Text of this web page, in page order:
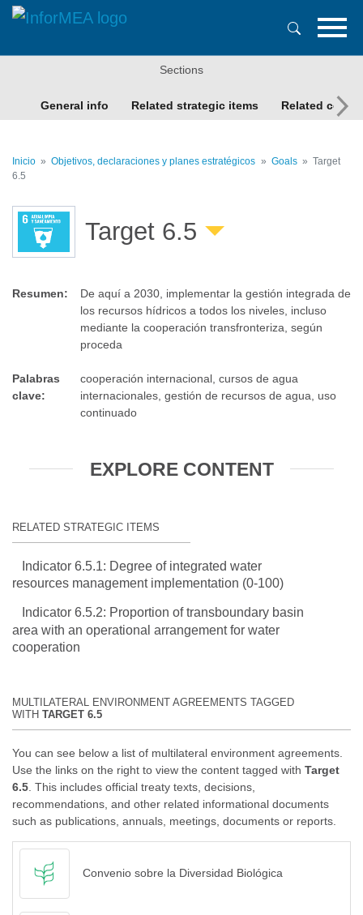
Pasar
principal
Sections
General info Related strategic items Related
Inicio Objetivos, declaraciones y planes estratégicos Goals
Target
6.5
Target 6.5
Resumen:
De aquí a 2030, implementar la gestión integrada de
los recursos hídricos a todos los niveles, incluso
mediante la cooperación transfronteriza, según
proceda
Palabras
clave:
cooperación internacional, cursos de agua
internacionales, gestión de recursos de agua, uso
continuado
EXPLORE CONTENT
RELATED STRATEGIC ITEMS
Indicator 6.5.1: Degree of integrated water
resources management implementation (0-100)
Indicator 6.5.2: Proportion of transboundary basin
area with an operational arrangement for water
cooperation
MULTILATERAL ENVIRONMENT AGREEMENTS TAGGED
WITH TARGET 6.5
You can see below a list of multilateral environment agreements.
Use the links on the right to view the content tagged with Target
6.5. This includes official treaty texts, decisions,
recommendations, and other related informational documents
such as publications, annuals, meetings, documents or reports.
Convenio sobre la Diversidad Biológica